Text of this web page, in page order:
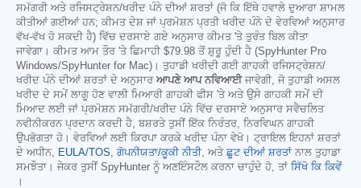
ਸਮੱਗਰੀ ਅਤੇ ਰਜਿਸਟ੍ਰੇਸ਼ਨ/ਖਰੀਦ ਪੰਨੇ ਦੀਆਂ ਸ਼ਰਤਾਂ (ਜੋ ਕਿ ਇੱਥੇ ਹਵਾਲੇ ਦੁਆਰਾ ਸ਼ਾਮਲ
ਕੀਤੀਆਂ ਗਈਆਂ ਹਨ; ਕੀਮਤ ਦੇਸ਼ ਜਾਂ ਪ੍ਰਮੋਸ਼ਨ ਪ੍ਰਤੀ ਖਰੀਦ ਪੰਨੇ ਦੇ ਵੇਰਵਿਆਂ ਅਨੁਸਾਰ
ਵੱਖ-ਵੱਖ ਹੋ ਸਕਦੀ ਹੈ) ਵਿੱਚ ਦਰਸਾਏ ਗਏ ਅਨੁਸਾਰ ਕੀਮਤ 'ਤੇ ਤੁਰੰਤ ਬਿਲ ਕੀਤਾ
ਜਾਵੇਗਾ। ਕੀਮਤ ਆਮ ਤੌਰ 'ਤੇ ਛਿਮਾਹੀ $79.98 ਤੋਂ ਸ਼ੁਰੂ ਹੁੰਦੀ ਹੈ (SpyHunter Pro
Windows/SpyHunter for Mac)। ਤੁਹਾਡੀ ਖਰੀਦੀ ਗਈ ਗਾਹਕੀ ਰਜਿਸਟ੍ਰੇਸ਼ਨ/
ਖਰੀਦ ਪੰਨੇ ਦੀਆਂ ਸ਼ਰਤਾਂ ਦੇ ਅਨੁਸਾਰ ਆਪਣੇ ਆਪ ਨਵਿਆਈਜਾਵੇਗੀ, ਜੋ ਤੁਹਾਡੀ ਅਸਲ
ਖਰੀਦ ਦੇ ਸਮੇਂ ਲਾਗੂ ਹੋਣ ਵਾਲੀ ਮਿਆਰੀ ਗਾਹਕੀ ਫੀਸ 'ਤੇ ਅਤੇ ਉਸੇ ਗਾਹਕੀ ਸਮੇਂ ਦੀ
ਮਿਆਦ ਲਈ ਜਾਂ ਪ੍ਰਮੋਸ਼ਨ ਸਮੱਗਰੀ/ਖਰੀਦ ਪੰਨੇ ਵਿੱਚ ਦਰਸਾਏ ਅਨੁਸਾਰ ਸਵੈਚਲਿਤ
ਨਵੀਨੀਕਰਨ ਪ੍ਰਦਾਨ ਕਰਦੀ ਹੈ, ਬਸ਼ਰਤੇ ਤੁਸੀਂ ਇੱਕ ਨਿਰੰਤਰ, ਨਿਰਵਿਘਨ ਗਾਹਕੀ
ਉਪਭੋਗਤਾ ਹੋ। ਵੇਰਵਿਆਂ ਲਈ ਕਿਰਪਾ ਕਰਕੇ ਖਰੀਦ ਪੰਨਾ ਵੇਖੋ। ਟ੍ਰਾਇਲ ਇਹਨਾਂ ਸ਼ਰਤਾਂ
ਦੇ ਅਧੀਨ,
EULA/TOS ਗੋਪਨੀਯਤਾ/ਕੂਕੀ ਨੀਤੀ , ਅਤੇ ਛੂਟ ਦੀਆਂ ਸ਼ਰਤਾਂ ਨਾਲ ਤੁਹਾਡਾ
ਸਮਝੌਤਾ। ਜੇਕਰ ਤੁਸੀਂ SpyHunter ਨੂੰ ਅਣਇੰਸਟੌਲ ਕਰਨਾ ਚਾਹੁੰਦੇ ਹੋ, ਤਾਂ ਸਿੱਖੋ ਕਿ ਕਿਵੇਂ
।